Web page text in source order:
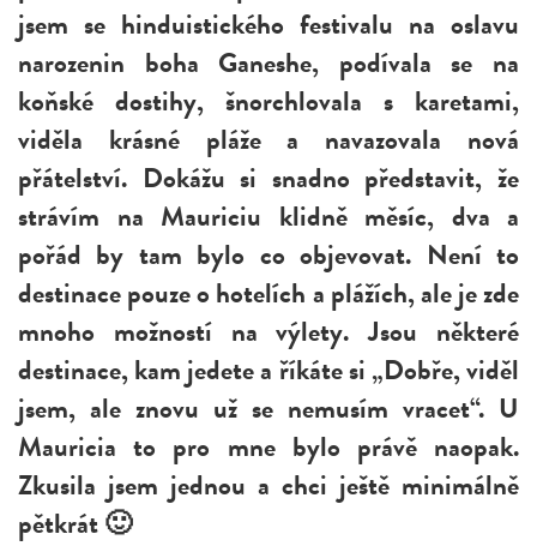
jsem se hinduistického festivalu na oslavu
narozenin boha Ganeshe, podívala se na
koňské dostihy, šnorchlovala s karetami,
viděla krásné pláže a navazovala nová
přátelství. Dokážu si snadno představit, že
strávím na Mauriciu klidně měsíc, dva a
pořád by tam bylo co objevovat. Není to
destinace pouze o hotelích a plážích, ale je zde
mnoho možností na výlety. Jsou některé
destinace, kam jedete a říkáte si „Dobře, viděl
jsem, ale znovu už se nemusím vracet“. U
Mauricia to pro mne bylo právě naopak.
Zkusila jsem jednou a chci ještě minimálně
pětkrát 🙂